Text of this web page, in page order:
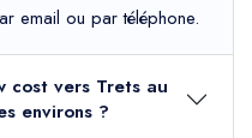
email ou par téléphone.
cost vers Trets au
environs ?